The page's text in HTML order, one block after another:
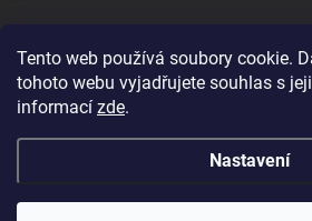
Tento web používá soubory cookie.
tohoto webu vyjadřujete souhlas s
informací zde.
Nastavení
STIHL | STIHL TIMBERSPORTS |
SEGWAY NAVIMOW |